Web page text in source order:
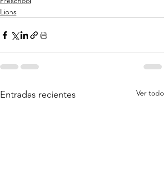
Lions
Entradas recientes Ver todo